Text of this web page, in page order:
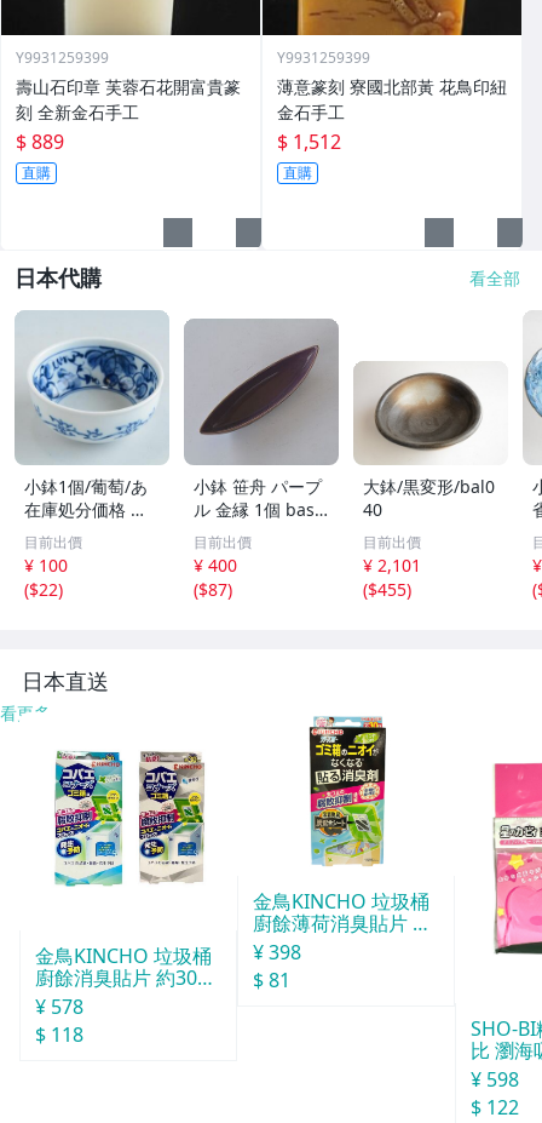
Y9931259399
壽山石印章 芙蓉石花開富貴篆
刻 全新金石手工
$ 889
直購
Y9931259399
薄意篆刻 寮國北部黃 花鳥印紐
金石手工
$ 1,512
直購
日本代購 看全部
小鉢1個/葡萄/あ
在庫処分価格 お
値打ち bas024
目前出價
¥ 100
($22)
小鉢 笹舟 パープ
ル 金縁 1個 bas1
43
目前出價
¥ 400
($87)
大鉢/黒変形/bal0
40
目前出價
¥ 2,101
($455)
(
日本直送
看更多
金鳥KINCHO 垃圾桶
廚餘消臭貼片 約30天
分
¥ 578
$ 118
金鳥KINCHO 垃圾桶
廚餘薄荷消臭貼片 約
30天分
¥ 398
$ 81
SHO-
比 瀏海
¥ 598
$ 122